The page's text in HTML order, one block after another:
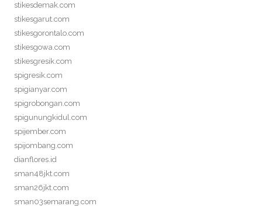
stikesdemak.com
stikesgarut.com
stikesgorontalo.com
stikesgowa.com
stikesgresik.com
spigresik.com
spigianyar.com
spigrobongan.com
spigunungkidul.com
spijember.com
spijombang.com
dianflores.id
sman48jkt.com
sman26jkt.com
sman03semarang.com